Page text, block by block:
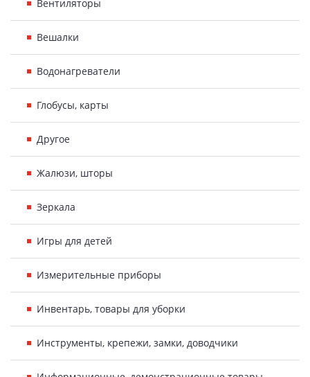
Вентиляторы
Вешалки
Водонагреватели
Глобусы, карты
Другое
Жалюзи, шторы
Зеркала
Игры для детей
Измерительные приборы
Инвентарь, товары для уборки
Инструменты, крепежи, замки, доводчики